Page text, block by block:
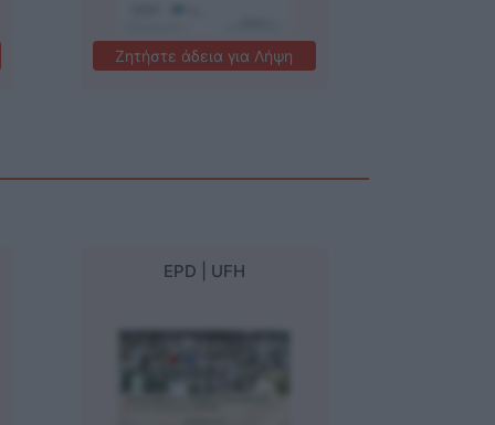
Ζητήστε άδεια για Λήψη
EPD | UFHComo-Pex